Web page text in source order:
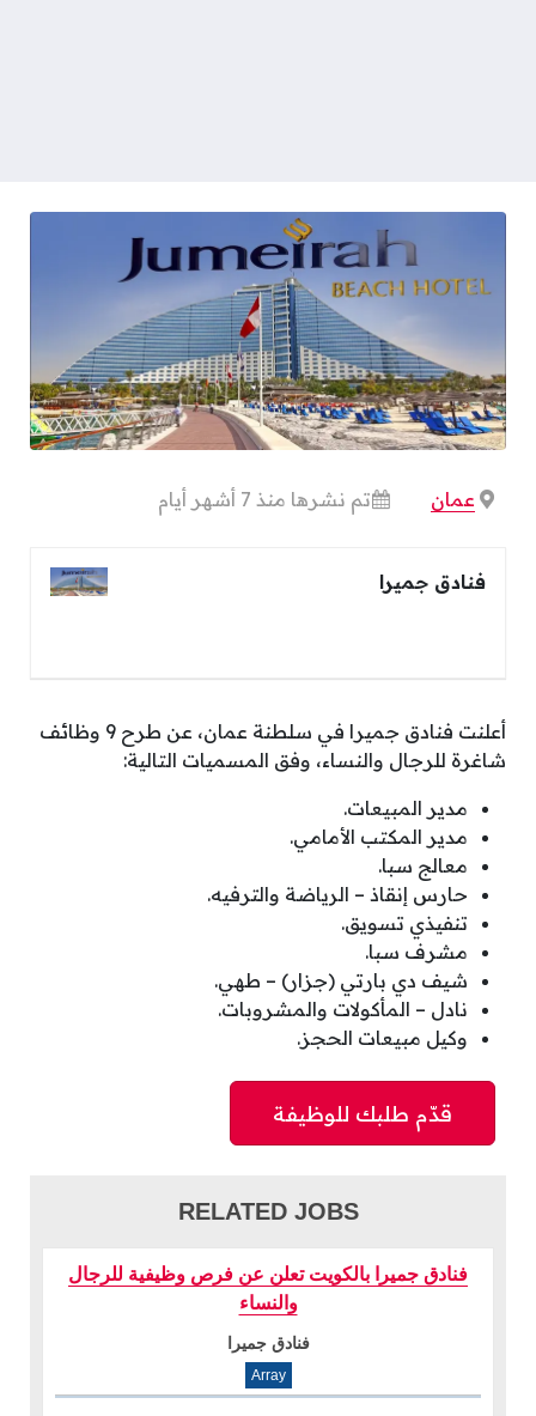
عمان تم نشرها منذ 7 أشهر أيام
فنادق جميرا
أعلنت فنادق جميرا في سلطنة عمان، عن طرح 9 وظائف
شاغرة للرجال والنساء، وفق المسميات التالية:
مدير المبيعات.
مدير المكتب الأمامي.
معالج سبا.
حارس إنقاذ – الرياضة والترفيه.
تنفيذي تسويق.
مشرف سبا.
شيف دي بارتي (جزار) – طهي.
نادل – المأكولات والمشروبات.
وكيل مبيعات الحجز.
RELATED JOBS
فنادق جميرا بالكويت تعلن عن فرص وظيفية للرجال
والنساء
فنادق جميرا
Array